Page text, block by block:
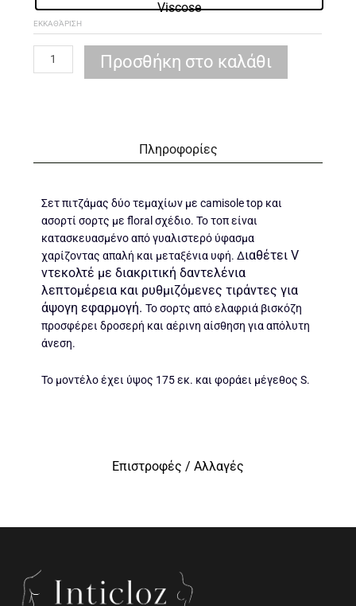
Viscose
ΕΚΚΑΘΆΡΙΣΗ
Προσθήκη στο καλάθι
Πληροφορίες
Επιστροφές / Αλλαγές
Σετ πιτζάμας δύο τεμαχίων με camisole top και
ασορτί σορτς με floral σχέδιο. Το τοπ είναι
κατασκευασμένο από γυαλιστερό ύφασμα
χαρίζοντας απαλή και μεταξένια υφή. Διαθέτει V
ντεκολτέ με διακριτική δαντελένια
λεπτομέρεια και ρυθμιζόμενες τιράντες για
άψογη εφαρμογή.Το σορτς από ελαφριά βισκόζη
προσφέρει δροσερή και αέρινη αίσθηση για απόλυτη
άνεση.
Το μοντέλο έχει ύψος 175 εκ. και φοράει μέγεθος S.